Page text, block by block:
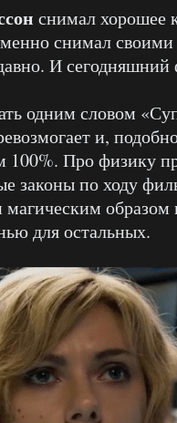
снимал хорошее
снимал
И
одним словом
и,
100%. Про физику
законы по ходу
образом
для остальных.